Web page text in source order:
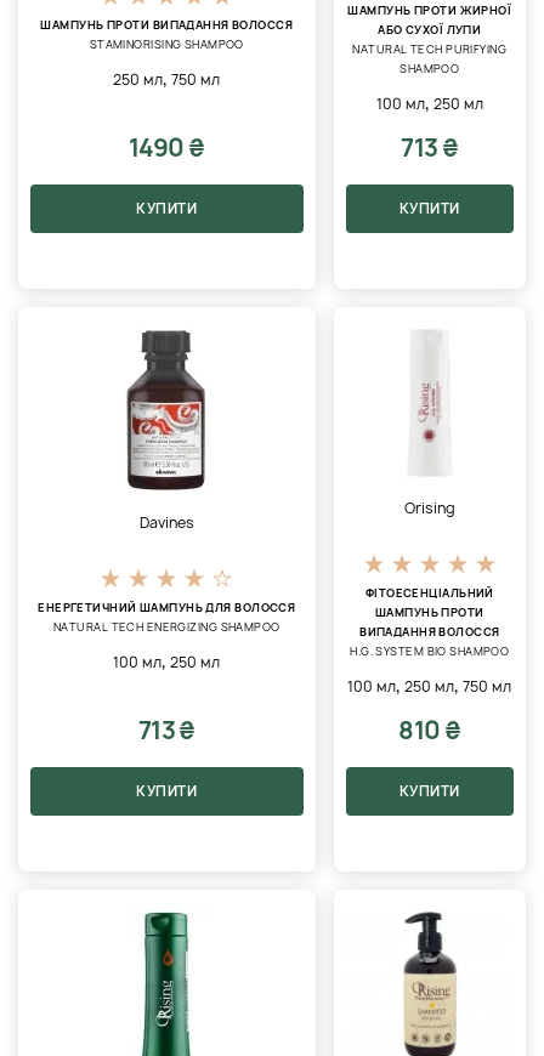
ШАМПУНЬ ПРОТИ ВИПАДАННЯ ВОЛОССЯ
STAMINORISING SHAMPOO
250 мл,750 мл
1490 ₴
КУПИТИ
ШАМПУНЬ ПРОТИ ЖИРНОЇ
АБО СУХОЇ ЛУПИ
NATURAL TECH PURIFYING
SHAMPOO
100 мл, 250 мл
713 ₴
КУПИТИ
Davines
ЕНЕРГЕТИЧНИЙ ШАМПУНЬ ДЛЯ ВОЛОССЯ
NATURAL TECH ENERGIZING SHAMPOO
100 мл,250 мл
713 ₴
КУПИТИ
Orising
ФІТОЕСЕНЦІАЛЬНИЙ
ШАМПУНЬ ПРОТИ
ВИПАДАННЯ ВОЛОССЯ
H.G. SYSTEM BIO SHAMPOO
100 мл,250 мл,750 мл
810 ₴
КУПИТИ